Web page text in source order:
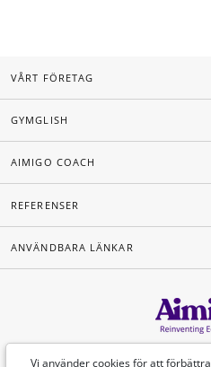
Vi använder cookies för att
VÅRT FÖRETAG
GYMGLISH
AIMIGO COACH
REFERENSER
ANVÄNDBARA LÄNKAR